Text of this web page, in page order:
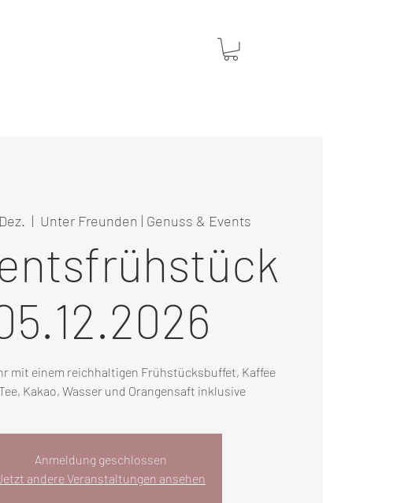
  |
Unter Freunden | Genuss & Events
mit einem reichhaltigen Frühstücksbuffet, Kaffee
Kakao, Wasser und Orangensaft inklusive
Anmeldung geschlossen
andere Veranstaltungen ansehen